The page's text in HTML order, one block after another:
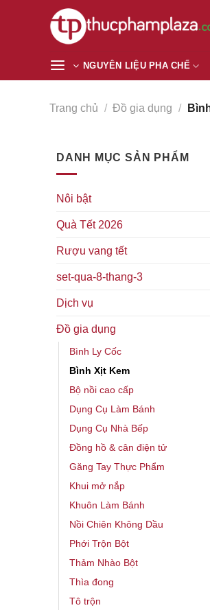
NGUYÊN LIỆU PHA CHẾ
Trang chủ / Đồ gia dụng /
DANH MỤC SẢN PHẨM
Nôi bật
Quà Tết 2026
Rượu vang tết
set-qua-8-thang-3
Dịch vụ
Đồ gia dụng
Bình Ly Cốc
Bình Xịt Kem
Bộ nồi cao cấp
Dụng Cụ Làm Bánh
Dụng Cụ Nhà Bếp
Đồng hồ & cân điện tử
Găng Tay Thực Phẩm
Khui mở nắp
Khuôn Làm Bánh
Nồi Chiên Không Dầu
Phới Trộn Bột
Thảm Nhào Bột
Thìa đong
Tô trộn